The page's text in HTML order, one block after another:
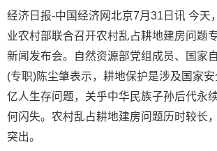
经济日报-中国经济网北京7月31日讯 今天
业农村部联合召开农村乱占耕地建房问题
新闻发布会。自然资源部党组成员、国家
(专职)陈尘肇表示，耕地保护是涉及国家
亿人生存问题，关乎中华民族子孙后代永
何闪失。农村乱占耕地建房问题历时较长
突出。